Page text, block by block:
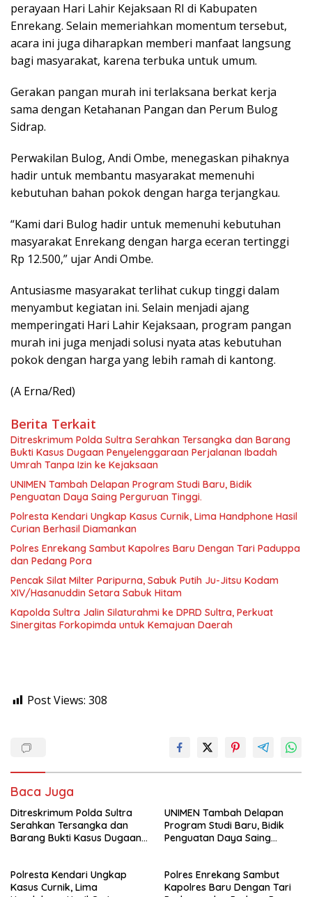
perayaan Hari Lahir Kejaksaan RI di Kabupaten
Enrekang. Selain memeriahkan momentum tersebut,
acara ini juga diharapkan memberi manfaat langsung
bagi masyarakat, karena terbuka untuk umum.
Gerakan pangan murah ini terlaksana berkat kerja
sama dengan Ketahanan Pangan dan Perum Bulog
Sidrap.
Perwakilan Bulog, Andi Ombe, menegaskan pihaknya
hadir untuk membantu masyarakat memenuhi
kebutuhan bahan pokok dengan harga terjangkau.
“Kami dari Bulog hadir untuk memenuhi kebutuhan
masyarakat Enrekang dengan harga eceran tertinggi
Rp 12.500,” ujar Andi Ombe.
Antusiasme masyarakat terlihat cukup tinggi dalam
menyambut kegiatan ini. Selain menjadi ajang
memperingati Hari Lahir Kejaksaan, program pangan
murah ini juga menjadi solusi nyata atas kebutuhan
pokok dengan harga yang lebih ramah di kantong.
(A Erna/Red)
Berita Terkait
Ditreskrimum Polda Sultra Serahkan Tersangka dan Barang
Bukti Kasus Dugaan Penyelenggaraan Perjalanan Ibadah
Umrah Tanpa Izin ke Kejaksaan
UNIMEN Tambah Delapan Program Studi Baru, Bidik
Penguatan Daya Saing Perguruan Tinggi.
Polresta Kendari Ungkap Kasus Curnik, Lima Handphone Hasil
Curian Berhasil Diamankan
Polres Enrekang Sambut Kapolres Baru Dengan Tari Paduppa
dan Pedang Pora
Pencak Silat Milter Paripurna, Sabuk Putih Ju-Jitsu Kodam
XIV/Hasanuddin Setara Sabuk Hitam
Kapolda Sultra Jalin Silaturahmi ke DPRD Sultra, Perkuat
Sinergitas Forkopimda untuk Kemajuan Daerah
Post Views: 308
Baca Juga
Ditreskrimum Polda Sultra
Serahkan Tersangka dan
Barang Bukti Kasus Dugaan
Kejaksaan
UNIMEN Tambah Delapan
Program Studi Baru, Bidik
Penguatan Daya Saing
Polresta Kendari Ungkap
Kasus Curnik, Lima
Polres Enrekang Sambut
Kapolres Baru Dengan Tari